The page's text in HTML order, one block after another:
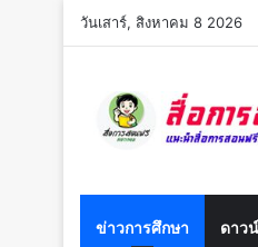
วันเสาร์, สิงหาคม 8 2026
ข่าวการศึกษา ดาว